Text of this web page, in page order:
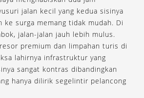
jalan kecil yang kedua sisinya
ke surga memang tidak mudah. Di
jalan-jalan jauh lebih mulus.
premium dan limpahan turis di
lahirnya infrastruktur yang
sangat kontras dibandingkan
hanya dilirik segelintir pelancong